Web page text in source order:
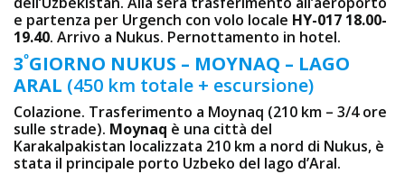
e partenza per Urgench con volo locale HY-017 18.00-
19.40. Arrivo a Nukus. Pernottamento in hotel.
3ºGIORNO NUKUS – MOYNAQ – LAGO
ARAL (450 km totale + escursione)
Colazione. Trasferimento a Moynaq (210 km – 3/4 ore
sulle strade). Moynaq è una città del
Karakalpakistan localizzata 210 km a nord di Nukus, è
stata il principale porto Uzbeko del lago d’Aral.